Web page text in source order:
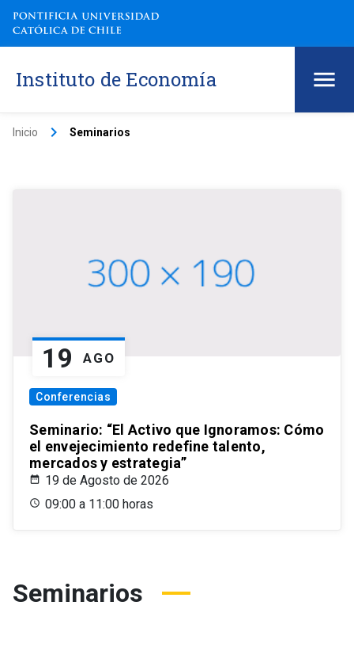
Instituto de Economía
Inicio keyboard_arrow_right Seminarios
19 AGO
Conferencias
Seminario: “El Activo que Ignoramos: Cómo
el envejecimiento redefine talento,
mercados y estrategia”
19 de Agosto de 2026
09:00 a 11:00 horas
Seminarios